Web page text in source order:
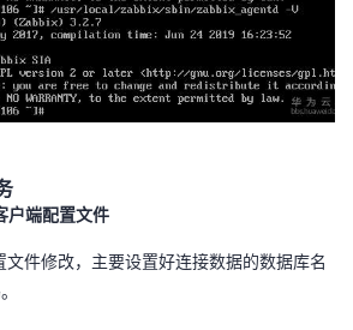
户端配置文件
文件修改，主要设置好连接数据的数据库名